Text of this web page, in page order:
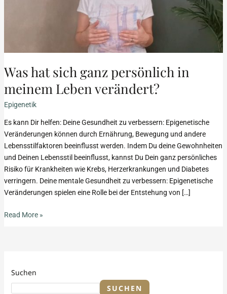
Was hat sich ganz persönlich in
meinem Leben verändert?
Epigenetik
Es kann Dir helfen: Deine Gesundheit zu verbessern: Epigenetische
Veränderungen können durch Ernährung, Bewegung und andere
Lebensstilfaktoren beeinflusst werden. Indem Du deine Gewohnheiten
und Deinen Lebensstil beeinflusst, kannst Du Dein ganz persönliches
Risiko für Krankheiten wie Krebs, Herzerkrankungen und Diabetes
verringern. Deine mentale Gesundheit zu verbessern: Epigenetische
Veränderungen spielen eine Rolle bei der Entstehung von […]
Read More »
Suchen
SUCHEN